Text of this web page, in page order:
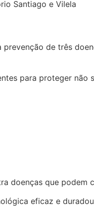
de três
para proteger
doenças que podem
eficaz e